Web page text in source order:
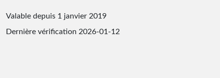
Valable depuis 1 janvier 2019
Dernière vérification 2026-01-12